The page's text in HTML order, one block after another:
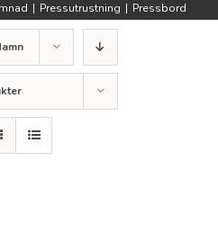
| Pressutrustning | Pressbord